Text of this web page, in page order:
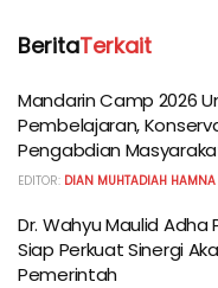
BeritaTerkait
Mandarin Camp 2026
Pembelajaran,
Pengabdian
EDITOR: DIAN MUHTADIAH HAMNA
Dr. Wahyu Maulid Adha
Siap Perkuat Sinergi
Pemerintah